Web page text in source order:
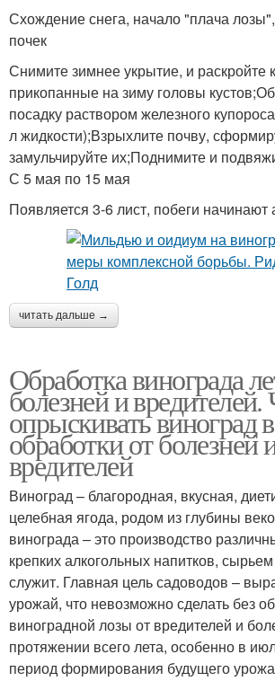
Схождение снега, начало "плача
почек
Снимите зимнее укрытие, и раскройте
прикопанные на зиму головы
посадку раствором железного
л жидкости);Взрыхлите почву,
замульчируйте их;Поднимите и
С 5 мая по 15 мая
Появляется 3-6 лист, побеги начинают
читать дальше →
Обработка винограда
болезней и
опрыскивать виноград
обработки от болезней
вредителей
Виноград – благородная, вкусная,
целебная ягода, родом из глубины
винограда – это производство
крепких алкогольных напитков,
служит. Главная цель садоводов –
урожай, что невозможно сделать без
виноградной лозы от вредителей и
протяжении всего лета, особенно в
период формирования будущего